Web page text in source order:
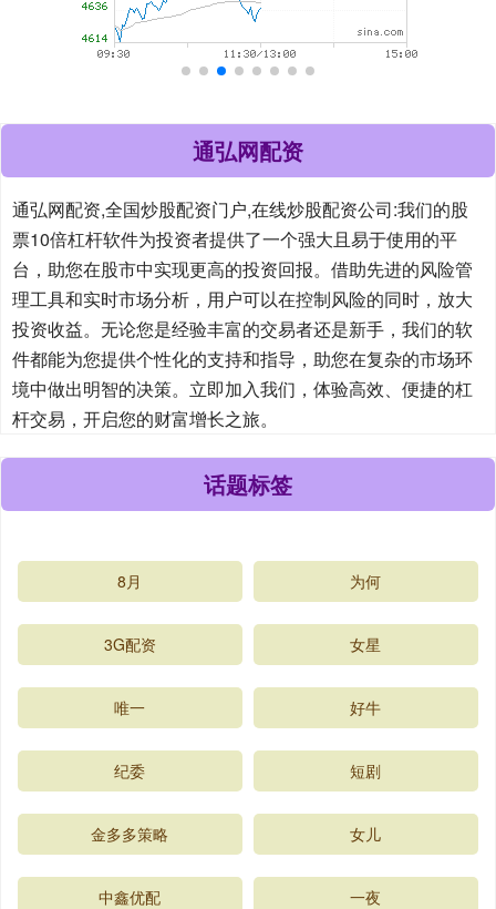
通弘网配资
通弘网配资,全国炒股配资门户,在线炒股配资公司:我们的股
票10倍杠杆软件为投资者提供了一个强大且易于使用的平
台，助您在股市中实现更高的投资回报。借助先进的风险管
理工具和实时市场分析，用户可以在控制风险的同时，放大
投资收益。无论您是经验丰富的交易者还是新手，我们的软
件都能为您提供个性化的支持和指导，助您在复杂的市场环
境中做出明智的决策。立即加入我们，体验高效、便捷的杠
杆交易，开启您的财富增长之旅。
话题标签
8月 为何
3G配资 女星
唯一 好牛
纪委 短剧
金多多策略 女儿
中鑫优配 一夜